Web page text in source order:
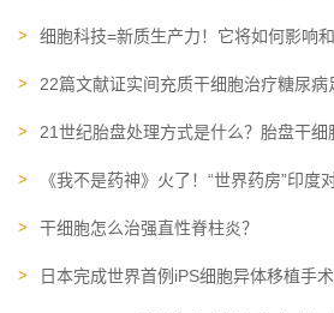
细胞科技=新质生产力！它将如何影响
22篇文献证实间充质干细胞治疗糖尿病
21世纪胎盘处理方式是什么？胎盘干细
《我不是药神》火了！“世界药房”印度
干细胞怎么治强直性脊柱炎？
日本完成世界首例iPS细胞异体移植手术